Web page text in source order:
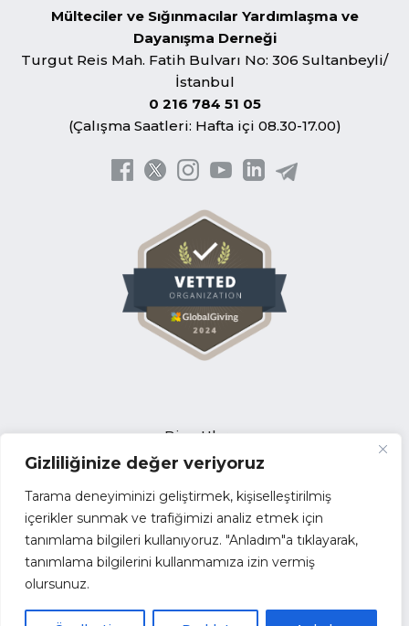
Gizliliğinize değer veriyoruz
Tarama deneyiminizi geliştirmek, kişiselleştirilmiş
içerikler sunmak ve trafiğimizi analiz etmek için
tanımlama bilgileri kullanıyoruz. "Anladım"a tıklayarak,
tanımlama bilgilerini kullanmamıza izin vermiş
olursunuz.
Mülteciler ve Sığınmacılar Yardımlaşma ve
Dayanışma Derneği
Turgut Reis Mah. Fatih Bulvarı No: 306 Sultanbeyli/
İstanbul
0 216 784 51 05
(Çalışma Saatleri: Hafta içi 08.30-17.00)
Bize Ulaşın
Açık Pozisyonlar
İhale Duyuruları
Tedarikçi Başvuru Formu
Faaliyet Raporları
Kurumsal Kimlik
Paydaşlar ve İş Birliklerimiz